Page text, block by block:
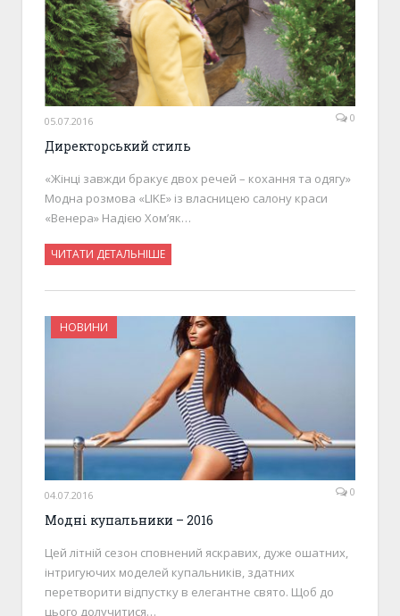
05.07.2016 0
Директорський стиль
«Жінці завжди бракує двох речей – кохання та одягу»
Модна розмова «LIKE» із власницею салону краси
«Венера» Надією Хомʼяк…
ЧИТАТИ ДЕТАЛЬНІШЕ
НОВИНИ
04.07.2016 0
Модні купальники – 2016
Цей літній сезон сповнений яскравих, дуже ошатних,
інтригуючих моделей купальників, здатних
перетворити відпустку в елегантне свято. Щоб до
цього долучитися…